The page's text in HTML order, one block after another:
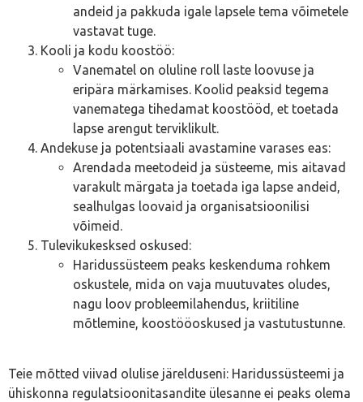
andeid ja pakkuda igale lapsele tema võimetele
vastavat tuge.
Kooli ja kodu koostöö:
Vanematel on oluline roll laste loovuse ja
eripära märkamises. Koolid peaksid tegema
vanematega tihedamat koostööd, et toetada
lapse arengut terviklikult.
Andekuse ja potentsiaali avastamine varases eas:
Arendada meetodeid ja süsteeme, mis aitavad
varakult märgata ja toetada iga lapse andeid,
sealhulgas loovaid ja organisatsioonilisi
võimeid.
Tulevikukesksed oskused:
Haridussüsteem peaks keskenduma rohkem
oskustele, mida on vaja muutuvates oludes,
nagu loov probleemilahendus, kriitiline
mõtlemine, koostööoskused ja vastutustunne.
Teie mõtted viivad olulise järelduseni: Haridussüsteemi ja
ühiskonna regulatsioonitasandite ülesanne ei peaks olema